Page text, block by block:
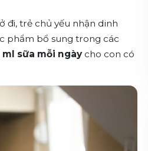
đi, trẻ chủ yếu nhận dinh
phẩm bổ sung trong các
sữa mỗi ngày cho con có